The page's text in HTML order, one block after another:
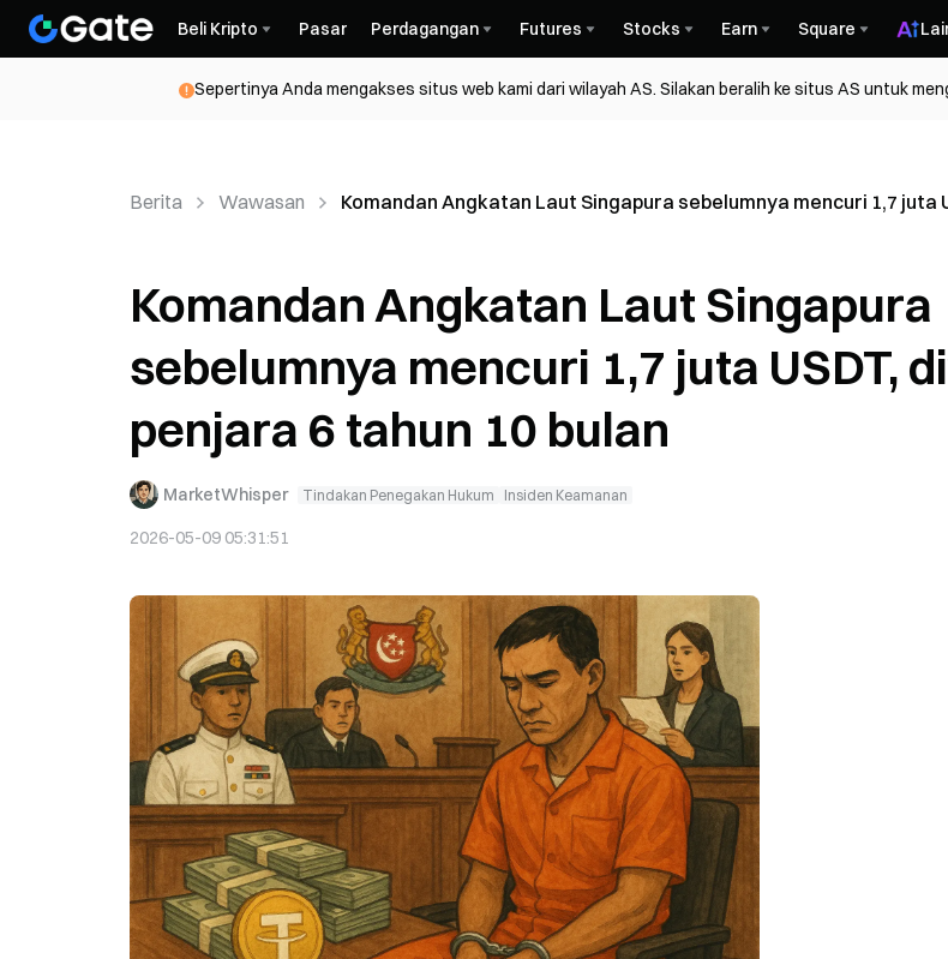
Beli Kripto Pasar Perdagangan Futures Stocks Earn Square
Sepertinya Anda mengakses situs web kami dari wilayah AS. Silakan beralih ke situs AS untuk
Berita Wawasan Komandan Angkatan Laut Singapura sebelumnya mencuri 1,7 juta
Komandan Angkatan Laut Singapura
sebelumnya mencuri 1,7 juta USDT,
penjara 6 tahun 10 bulan
MarketWhisper Tindakan Penegakan Hukum Insiden Keamanan
2026-05-09 05:31:51